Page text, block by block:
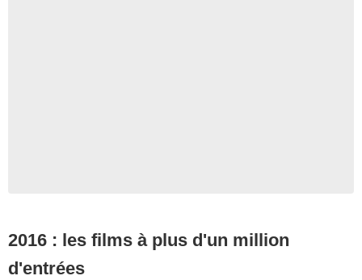
2016 : les films à plus d'un million
d'entrées